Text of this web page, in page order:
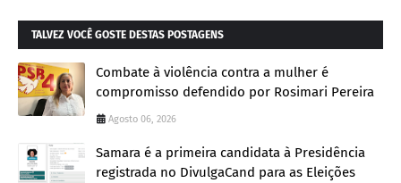
TALVEZ VOCÊ GOSTE DESTAS POSTAGENS
Combate à violência contra a mulher é
compromisso defendido por Rosimari Pereira
Agosto 06, 2026
Samara é a primeira candidata à Presidência
registrada no DivulgaCand para as Eleições